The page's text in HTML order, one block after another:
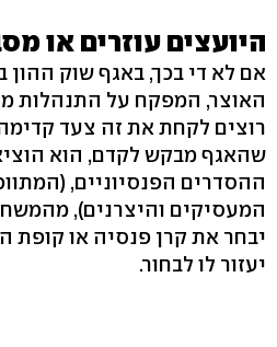
היועצים עוזרים או
אם לא די בכך, באגף שוק ההון
האוצר, המפקח על התנהלות
רוצים לקחת את זה צעד
שהאגף מבקש לקדם, הוא
ההסדרים הפנסיוניים,
המעסיקים והיצרנים),
יבחר את קרן פנסיה או קופת
יעזור לו לבחור.